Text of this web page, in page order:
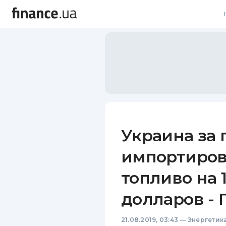
Украина за
топливо на
долларов -
21.08.2019, 03:43 —